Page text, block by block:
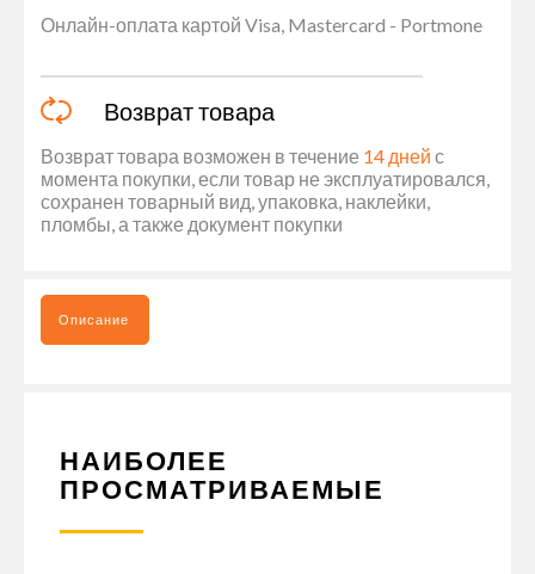
Онлайн-оплата картой Visa, Mastercard - Portmone
Возврат товара
Возврат товара возможен в течение 14 дней с
момента покупки, если товар не эксплуатировался,
сохранен товарный вид, упаковка, наклейки,
пломбы, а также документ покупки
Описание
НАИБОЛЕЕ
ПРОСМАТРИВАЕМЫЕ